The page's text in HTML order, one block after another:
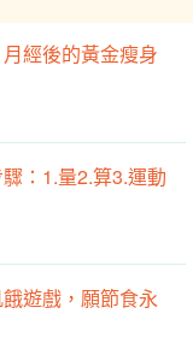
經後的黃金瘦身
：1.量2.算3.運動
遊戲，願節食永